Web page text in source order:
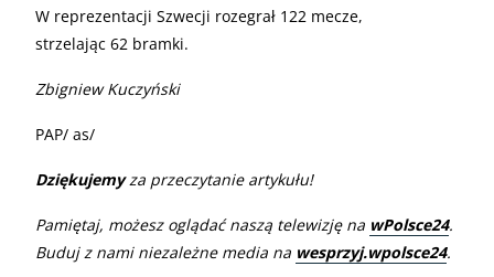
W reprezentacji Szwecji rozegrał 122 mecze,
strzelając 62 bramki.
Zbigniew Kuczyński
PAP/ as/
Dziękujemyza przeczytanie artykułu!
Pamiętaj, możesz oglądać naszą telewizję na wPolsce24.
Buduj z nami niezależne media na wesprzyj.wpolsce24.